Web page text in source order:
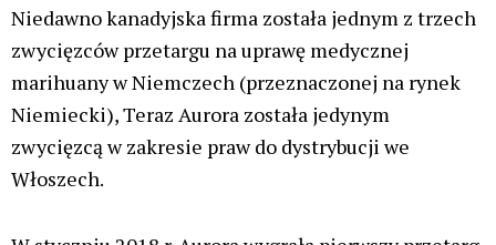
Niedawno kanadyjska firma została jednym z trzech
zwycięzców przetargu na uprawę medycznej
marihuany w Niemczech (przeznaczonej na rynek
Niemiecki), Teraz Aurora została jedynym
zwycięzcą w zakresie praw do dystrybucji we
Włoszech.